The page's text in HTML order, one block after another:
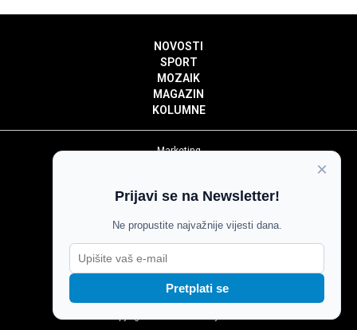
NOVOSTI
SPORT
MOZAIK
MAGAZIN
KOLUMNE
Marketing
Impressum
Pravila komentiranja
Agroglas
×
Prijavi se na Newsletter!
Ne propustite najvažnije vijesti dana.
Pretplati se